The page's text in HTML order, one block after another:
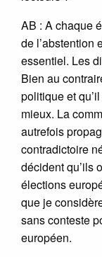
AB : A chaque
de l’abstention
essentiel. Les
Bien au
politique et
mieux. La
autrefois
contradictoire
décident qu’ils
élections
que je
sans conteste
européen.